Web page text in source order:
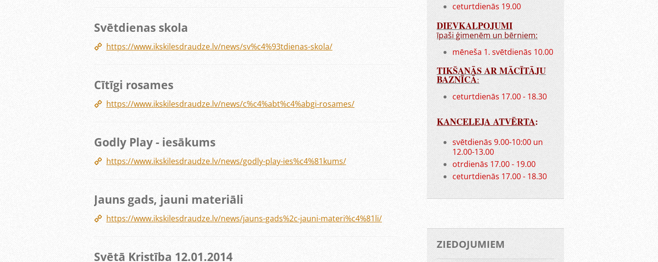
Svētdienas skola
https://www.ikskilesdraudze.lv/news/sv%c4%93tdienas-skola/
Cītīgi rosames
https://www.ikskilesdraudze.lv/news/c%c4%abt%c4%abgi-rosames/
Godly Play - iesākums
https://www.ikskilesdraudze.lv/news/godly-play-ies%c4%81kums/
Jauns gads, jauni materiāli
https://www.ikskilesdraudze.lv/news/jauns-gads%2c-jauni-materi%c4%81li/
Svētā Kristība 12.01.2014
ceturtdienās 19.00
DIEVKALPOJUMI
īpaši ģimenēm un bērniem:
mēneša 1. svētdienās 10.00
TIKŠANĀS AR MĀCĪTĀJU
BAZNĪCĀ:
ceturtdienās 17.00 - 18.30
KANCELEJA ATVĒRTA:
svētdienās 9.00-10:00 un
12.00-13.00
otrdienās 17.00 - 19.00
ceturtdienās 17.00 - 18.30
ZIEDOJUMIEM